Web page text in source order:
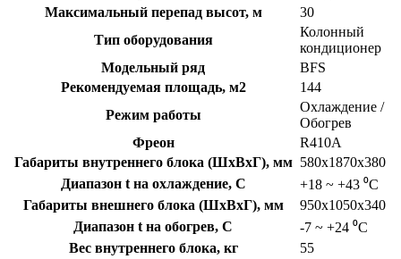
Максимальный перепад высот, м
30
Тип оборудования
Колонный
кондиционер
Модельный ряд
BFS
Рекомендуемая площадь, м2
144
Режим работы
Охлаждение /
Обогрев
Фреон
R410A
Габариты внутреннего блока (ШхВхГ), мм 580х1870х380
Диапазон t на охлаждение, C
+18 ~ +43 ⁰С
Габариты внешнего блока (ШхВхГ), мм
950х1050х340
Диапазон t на обогрев, C
-7 ~ +24 ⁰С
Вес внутреннего блока, кг
55